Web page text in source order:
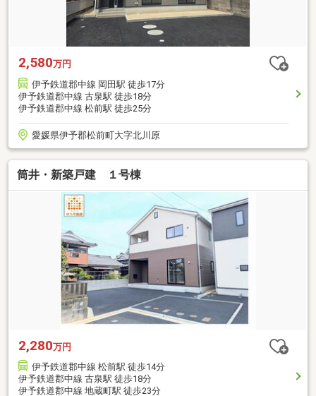
2,580万円
伊予鉄道郡中線 岡田駅 徒歩17分
伊予鉄道郡中線 古泉駅 徒歩18分
伊予鉄道郡中線 松前駅 徒歩25分
愛媛県伊予郡松前町大字北川原
筒井・新築戸建 １号棟
2,280万円
伊予鉄道郡中線 松前駅 徒歩14分
伊予鉄道郡中線 古泉駅 徒歩18分
伊予鉄道郡中線 地蔵町駅 徒歩23分